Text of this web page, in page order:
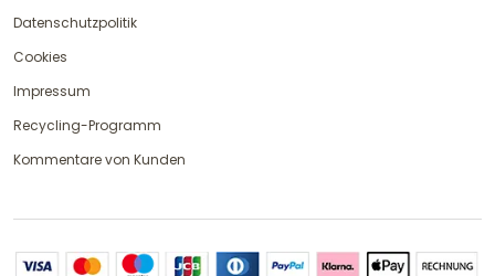
Datenschutzpolitik
Cookies
Impressum
Recycling-Programm
Kommentare von Kunden